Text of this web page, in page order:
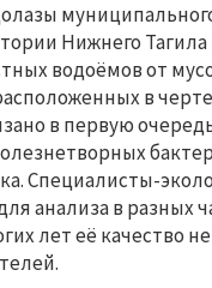
Нижнего
водоёмов от
в
в первую
Специалисты-
анализа в разных
лет её качество